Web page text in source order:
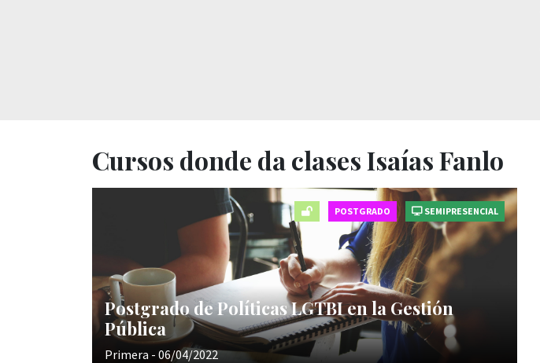
Cursos donde da clases Isaías Fanlo
POSTGRADO SEMIPRESENCIAL
Postgrado de Políticas LGTBI en la Gestión
Pública
Primera - 06/04/2022